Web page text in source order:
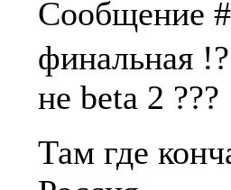
Сообщение
финальная
не beta 2 ???
Там где